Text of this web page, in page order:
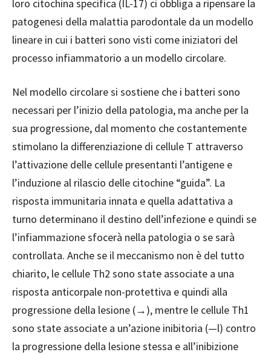
loro citochina specifica (IL-17) ci obbliga a ripensare la
patogenesi della malattia parodontale da un modello
lineare in cui i batteri sono visti come iniziatori del
processo infiammatorio a un modello circolare.
Nel modello circolare si sostiene che i batteri sono
necessari per l’inizio della patologia, ma anche per la
sua progressione, dal momento che costantemente
stimolano la differenziazione di cellule T attraverso
l’attivazione delle cellule presentanti l’antigene e
l’induzione al rilascio delle citochine “guida”. La
risposta immunitaria innata e quella adattativa a
turno determinano il destino dell’infezione e quindi se
l’infiammazione sfocerà nella patologia o se sarà
controllata. Anche se il meccanismo non è del tutto
chiarito, le cellule Th2 sono state associate a una
risposta anticorpale non-protettiva e quindi alla
progressione della lesione (→), mentre le cellule Th1
sono state associate a un’azione inibitoria (—l) contro
la progressione della lesione stessa e all’inibizione